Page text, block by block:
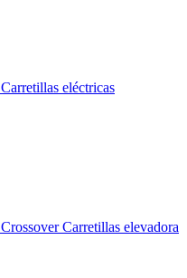
Carretillas eléctricas
Crossover Carretillas elevadora